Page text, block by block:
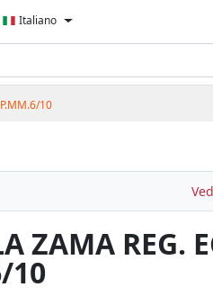
Italiano
10
ZAMA REG.
10